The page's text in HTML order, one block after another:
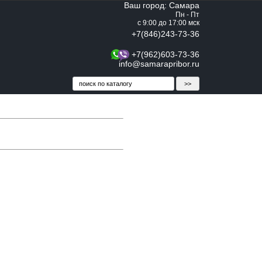
Ваш город: Самара
Пн - Пт
с 9:00 до 17:00 мск
+7(846)243-73-36
+7(962)603-73-36
info@samarapribor.ru